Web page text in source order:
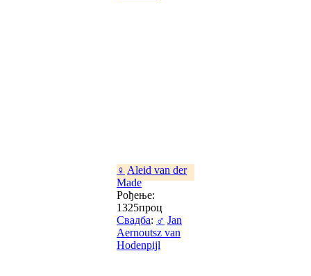
♀ Aleid van der
Made
Рођење:
1325проц
Свадба: ♂ Jan
Aernoutsz van
Hodenpijl